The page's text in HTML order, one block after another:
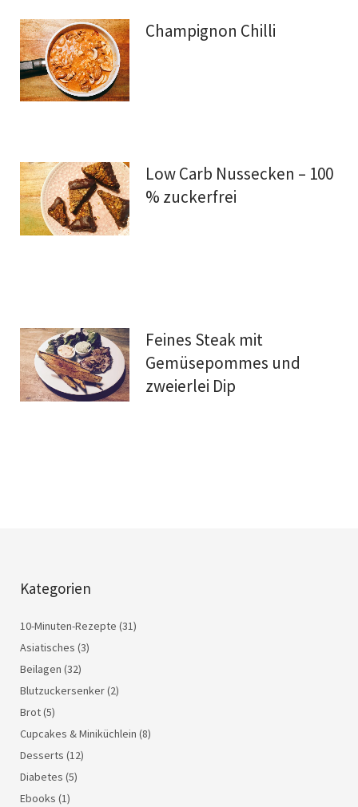
Champignon Chilli
Low Carb Nussecken – 100
% zuckerfrei
Feines Steak mit
Gemüsepommes und
zweierlei Dip
Kategorien
10-Minuten-Rezepte (31)
Asiatisches (3)
Beilagen (32)
Blutzuckersenker(2)
Brot(5)
Cupcakes & Miniküchlein (8)
Desserts (12)
Diabetes (5)
Ebooks (1)